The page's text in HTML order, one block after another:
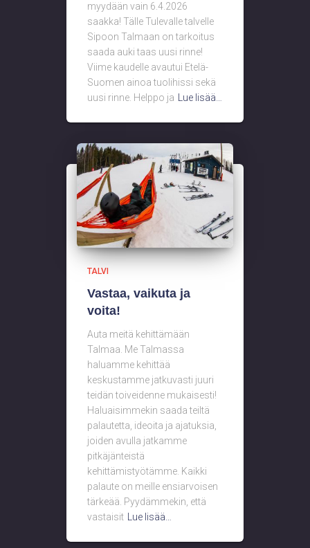
myydään vain 6.4.2026
saakka! Tälle Tulevalle talvelle
Sipoon Talmaan on tarkoitus
saada auki taas uusi rinne!
Viime kaudelle avautui Etelä-
Suomen ainoa tuolihissi sekä
uusi rinne. Helppo ja
Lue lisää…
TALVI
Vastaa, vaikuta ja
voita!
Auta meitä kehittämään
Talmaa. Me Talmassa
haluamme kehittää
keskustamme jatkuvasti juuri
teidän toiveidenne mukaisesti!
Haluaisimmekin saada teiltä
palautetta, ideoita ja ajatuksia,
joiden avulla jatkamme
pitkäjänteistä
kehittämistyötämme. Kaikki
palaute on meille ensiarvoisen
tärkeää. Pyydämmekin, että
vastaisit Lue lisää…